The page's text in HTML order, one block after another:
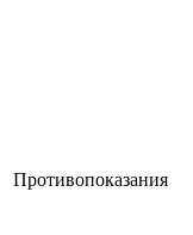
Противопоказания